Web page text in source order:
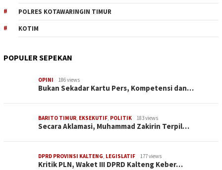
POLRES KOTAWARINGIN TIMUR
KOTIM
POPULER SEPEKAN
OPINI 186 views
Bukan Sekadar Kartu Pers, Kompetensi dan…
BARITO TIMUR, EKSEKUTIF, POLITIK 183 views
Secara Aklamasi, Muhammad Zakirin Terpil…
DPRD PROVINSI KALTENG, LEGISLATIF 177 views
Kritik PLN, Waket III DPRD Kalteng Keber…